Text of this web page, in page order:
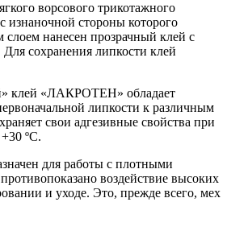
ворсового трикотажного
изнаночной стороны которого
нанесен прозрачный клей с
сохранения липкости клей
клей «ЛАКРОТЕН» обладает
липкости к различным
свои адгезивные свойства при
ºС.
для работы с плотными
воздействие высоких
и уходе. Это, прежде всего, мех